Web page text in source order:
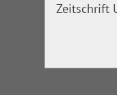
Zeitschrift